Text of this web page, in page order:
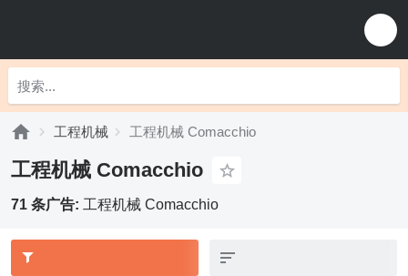
工程机械 工程机械 Comacchio
工程机械 Comacchio
71 条广告: 工程机械 Comacchio